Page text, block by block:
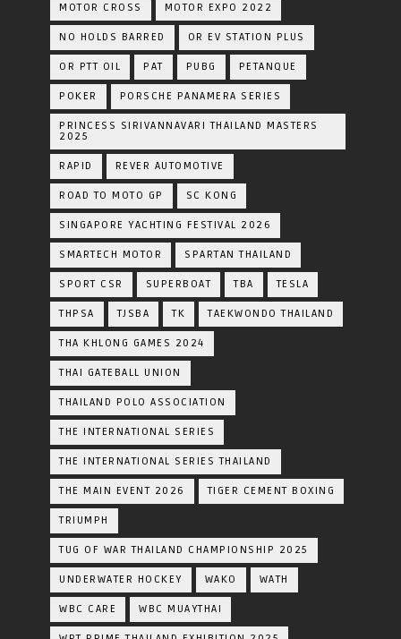
MOTOR CROSS MOTOR EXPO 2022
NO HOLDS BARRED OR EV STATION PLUS
OR PTT OIL PAT PUBG PETANQUE
POKER PORSCHE PANAMERA SERIES
PRINCESS SIRIVANNAVARI THAILAND MASTERS
2025
RAPID REVER AUTOMOTIVE
ROAD TO MOTO GP SC KONG
SINGAPORE YACHTING FESTIVAL 2026
SMARTECH MOTOR SPARTAN THAILAND
SPORT CSR SUPERBOAT TBA TESLA
THPSA TJSBA TK TAEKWONDO THAILAND
THA KHLONG GAMES 2024
THAI GATEBALL UNION
THAILAND POLO ASSOCIATION
THE INTERNATIONAL SERIES
THE INTERNATIONAL SERIES THAILAND
THE MAIN EVENT 2026 TIGER CEMENT BOXING
TRIUMPH
TUG OF WAR THAILAND CHAMPIONSHIP 2025
UNDERWATER HOCKEY WAKO WATH
WBC CARE WBC MUAYTHAI